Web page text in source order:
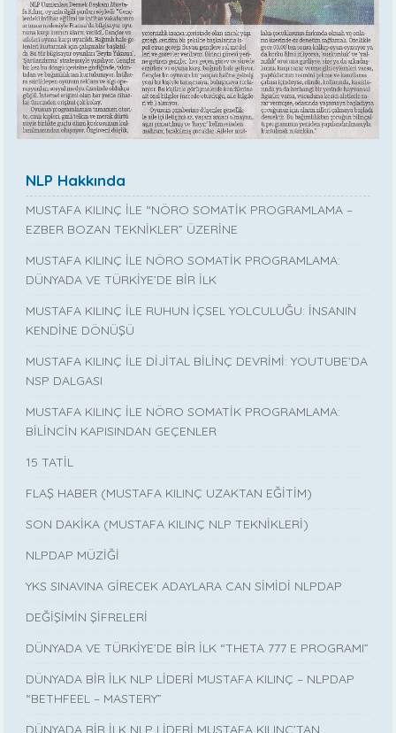
NLP Hakkında
MUSTAFA KILINÇ İLE “NÖRO SOMATİK PROGRAMLAMA –
EZBER BOZAN TEKNİKLER” ÜZERİNE
MUSTAFA KILINÇ İLE NÖRO SOMATİK PROGRAMLAMA:
DÜNYADA VE TÜRKİYE’DE BİR İLK
MUSTAFA KILINÇ İLE RUHUN İÇSEL YOLCULUĞU: İNSANIN
KENDİNE DÖNÜŞÜ
MUSTAFA KILINÇ İLE DİJİTAL BİLİNÇ DEVRİMİ: YOUTUBE’DA
NSP DALGASI
MUSTAFA KILINÇ İLE NÖRO SOMATİK PROGRAMLAMA:
BİLİNCİN KAPISINDAN GEÇENLER
15 TATİL
FLAŞ HABER (MUSTAFA KILINÇ UZAKTAN EĞİTİM)
SON DAKİKA (MUSTAFA KILINÇ NLP TEKNİKLERİ)
NLPDAP MÜZİĞİ
YKS SINAVINA GİRECEK ADAYLARA CAN SİMİDİ NLPDAP
DEĞİŞİMİN ŞİFRELERİ
DÜNYADA VE TÜRKİYE’DE BİR İLK “THETA 777 E PROGRAMI”
DÜNYADA BİR İLK NLP LİDERİ MUSTAFA KILINÇ – NLPDAP
“BETHFEEL – MASTERY”
DÜNYADA BİR İLK NLP LİDERİ MUSTAFA KILINÇ’TAN